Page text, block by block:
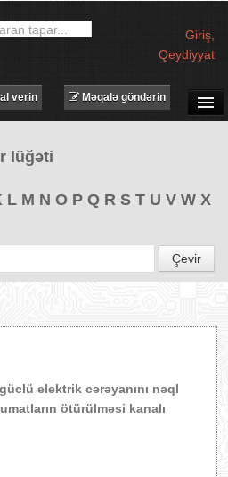
Giriş
Qeydiyyat
TƏDBİRLƏR
PROQRAMLAR
Məqalə göndərin
verin
lüğəti
L M N O P Q R S T U V W X
Çevir
elektrik cərəyanını nəql
ötürülməsi kanalı